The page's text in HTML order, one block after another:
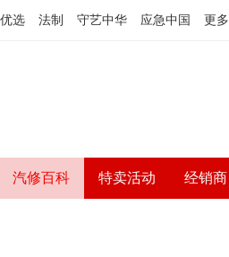
优选 法制 守艺中华 应急中国 更多
汽修百科 特卖活动 经销商